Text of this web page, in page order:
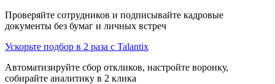
Проверяйте сотрудников и подписывайте кадровые
документы без бумаг и личных встреч
Ускорьте подбор в 2 раза с Talantix
Автоматизируйте сбор откликов, настройте воронку,
собирайте аналитику в 2 клика